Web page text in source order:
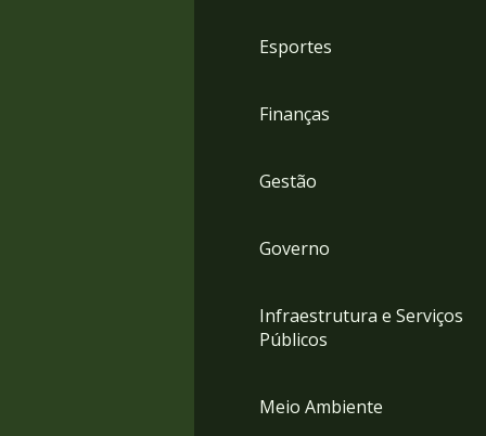
Esportes
Finanças
Gestão
Governo
Infraestrutura e Serviços
Públicos
Meio Ambiente